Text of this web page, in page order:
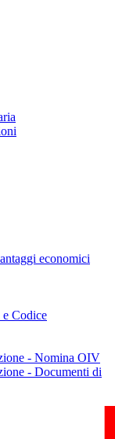
economici
Codice
- Nomina OIV
- Documenti di